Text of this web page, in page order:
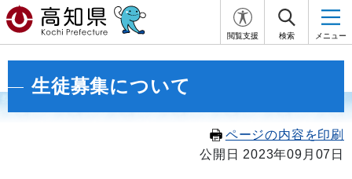
閲覧支援 検索 メニュー
生徒募集について
ページの内容を印刷
公開日 2023年09月07日